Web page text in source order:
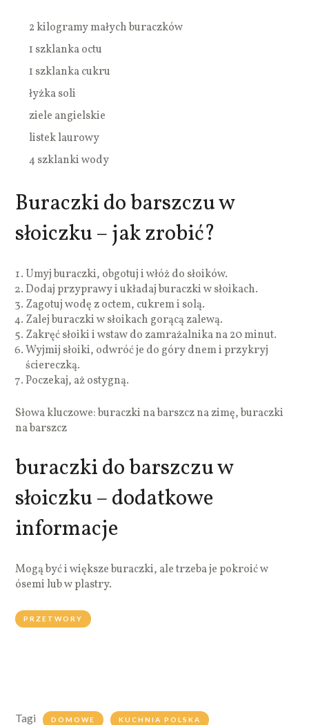
2 kilogramy małych buraczków
1 szklanka octu
1 szklanka cukru
łyżka soli
ziele angielskie
listek laurowy
4 szklanki wody
Buraczki do barszczu w
słoiczku – jak zrobić?
Umyj buraczki, obgotuj i włóż do słoików.
Dodaj przyprawy i układaj buraczki w słoikach.
Zagotuj wodę z octem, cukrem i solą.
Zalej buraczki w słoikach gorącą zalewą.
Zakręć słoiki i wstaw do zamrażalnika na 20 minut.
Wyjmij słoiki, odwróć je do góry dnem i przykryj
ściereczką.
Poczekaj, aż ostygną.
Słowa kluczowe: buraczki na barszcz na zimę, buraczki
na barszcz
buraczki do barszczu w
słoiczku – dodatkowe
informacje
Mogą być i większe buraczki, ale trzeba je pokroić w
ósemi lub w plastry.
PRZETWORY
Tagi DOMOWE KUCHNIA POLSKA